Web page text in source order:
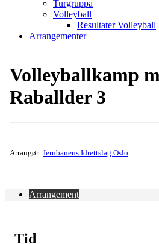
Turgruppa
Volleyball
Resultater Volleyball
Arrangementer
Volleyballkamp
Raballder 3
Arrangør: Jernbanens Idrettslag Oslo
Arrangement
Tid